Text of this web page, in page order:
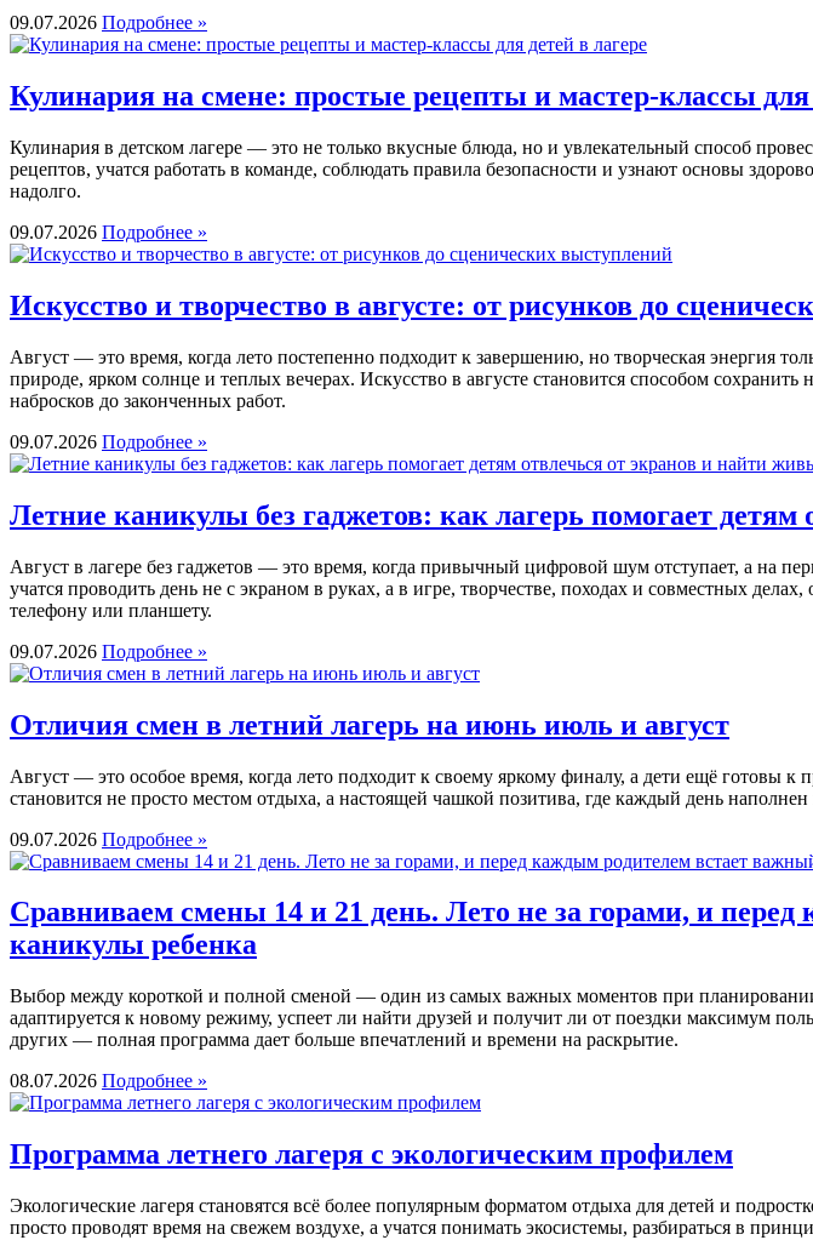
09.07.2026 Подробнее »
Кулинария на смене: простые рецепты и мастер-классы для
Кулинария в детском лагере — это не только вкусные блюда, но и увлекательный способ
рецептов, учатся работать в команде, соблюдать правила безопасности и узнают основы
надолго.
09.07.2026 Подробнее »
Искусство и творчество в августе: от рисунков до
Август — это время, когда лето постепенно подходит к завершению, но творческая энергия
природе, ярком солнце и теплых вечерах. Искусство в августе становится способом
набросков до законченных работ.
09.07.2026 Подробнее »
Летние каникулы без гаджетов: как лагерь помогает
Август в лагере без гаджетов — это время, когда привычный цифровой шум отступает, а на
учатся проводить день не с экраном в руках, а в игре, творчестве, походах и совместных
телефону или планшету.
09.07.2026 Подробнее »
Отличия смен в летний лагерь на июнь июль и август
Август — это особое время, когда лето подходит к своему яркому финалу, а дети ещё
становится не просто местом отдыха, а настоящей чашкой позитива, где каждый день
09.07.2026 Подробнее »
Сравниваем смены 14 и 21 день. Лето не за горами, и
каникулы ребенка
Выбор между короткой и полной сменой — один из самых важных моментов при планировании
адаптируется к новому режиму, успеет ли найти друзей и получит ли от поездки максимум
других — полная программа дает больше впечатлений и времени на раскрытие.
08.07.2026 Подробнее »
Программа летнего лагеря с экологическим профилем
Экологические лагеря становятся всё более популярным форматом отдыха для детей и
просто проводят время на свежем воздухе, а учатся понимать экосистемы, разбираться в